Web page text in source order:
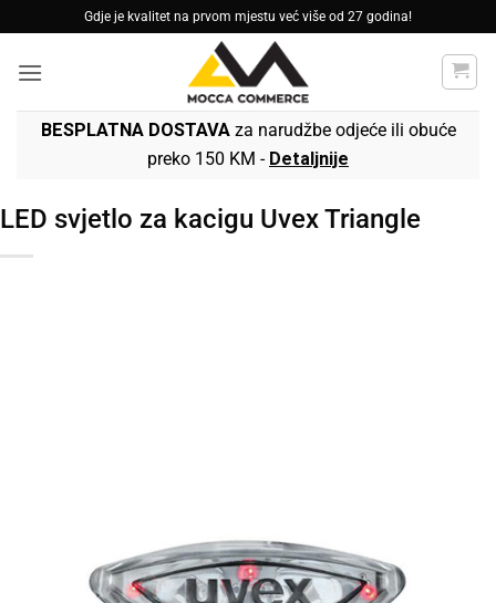
to
content
Gdje je kvalitet na prvom mjestu već više od 27 godina!
BESPLATNA DOSTAVAza narudžbe odjeće ili obuće
preko 150 KM - Detaljnije
LED svjetlo za kacigu Uvex Triangle